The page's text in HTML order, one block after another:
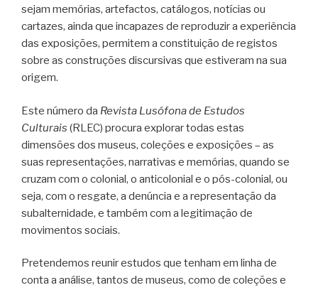
sejam memórias, artefactos, catálogos, notícias ou
cartazes, ainda que incapazes de reproduzir a experiência
das exposições, permitem a constituição de registos
sobre as construções discursivas que estiveram na sua
origem.
Este número da Revista Lusófona de Estudos
Culturais (RLEC) procura explorar todas estas
dimensões dos museus, coleções e exposições – as
suas representações, narrativas e memórias, quando se
cruzam com o colonial, o anticolonial e o pós-colonial, ou
seja, com o resgate, a denúncia e a representação da
subalternidade, e também com a legitimação de
movimentos sociais.
Pretendemos reunir estudos que tenham em linha de
conta a análise, tantos de museus, como de coleções e